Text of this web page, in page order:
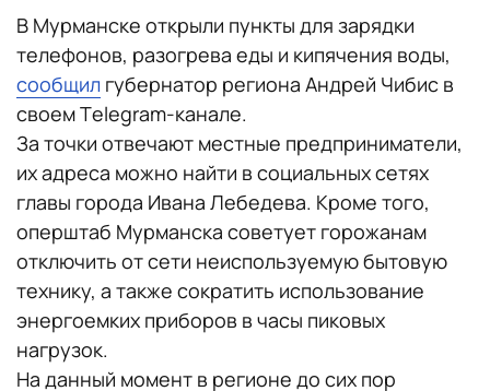
В Мурманске открыли пункты для зарядки
телефонов, разогрева еды и кипячения воды,
сообщил губернатор региона Андрей Чибис в
своем Тelegram-канале.
За точки отвечают местные предприниматели,
их адреса можно найти в социальных сетях
главы города Ивана Лебедева. Кроме того,
оперштаб Мурманска советует горожанам
отключить от сети неиспользуемую бытовую
технику, а также сократить использование
энергоемких приборов в часы пиковых
нагрузок.
На данный момент в регионе до сих пор